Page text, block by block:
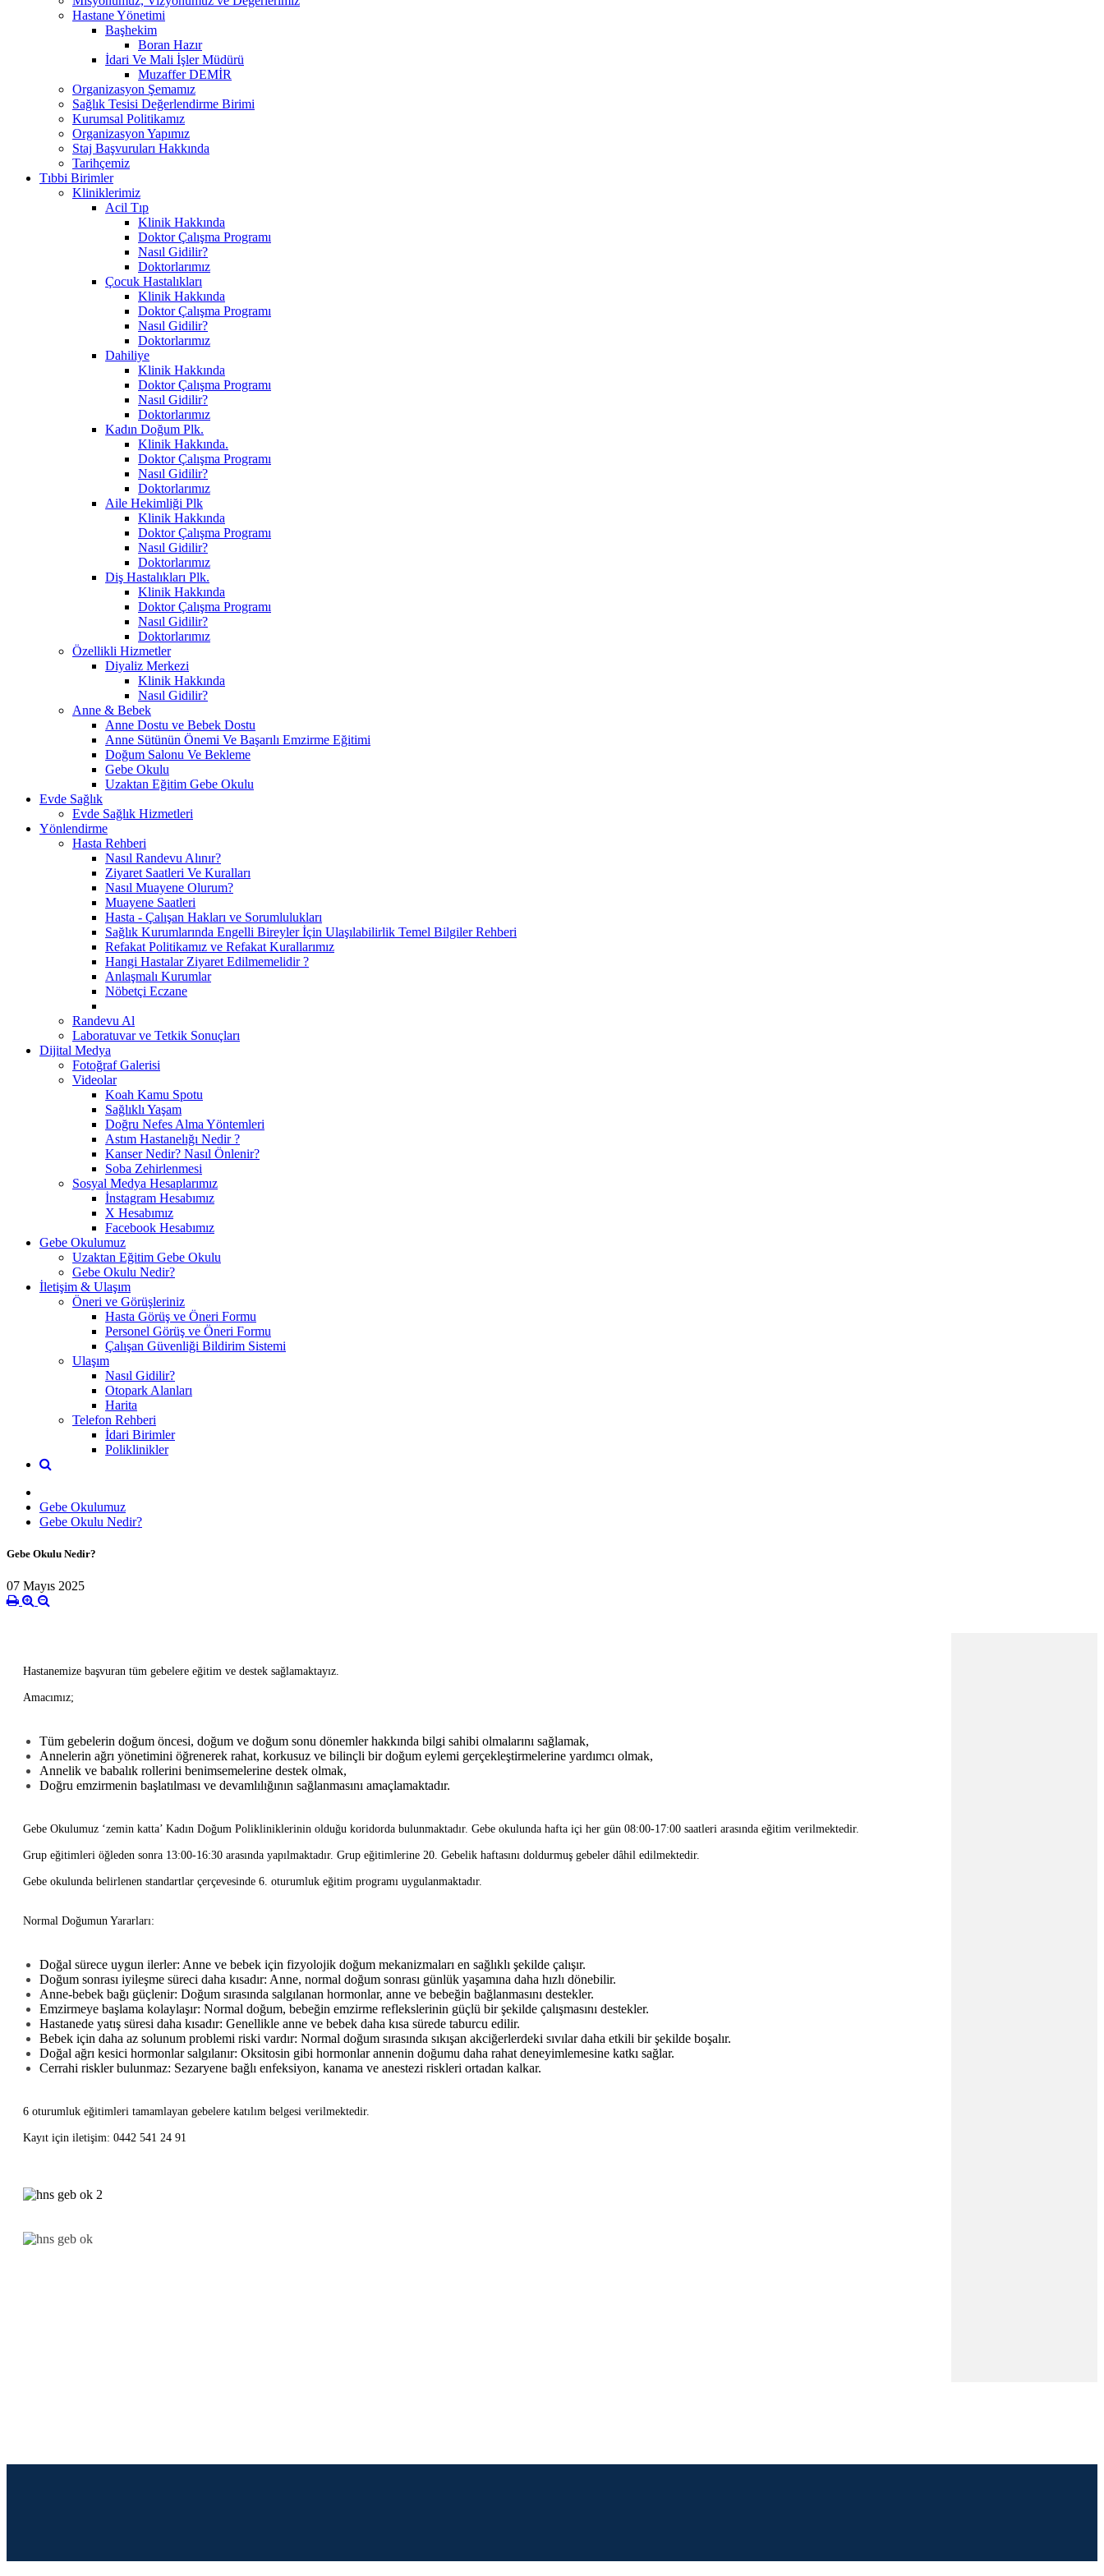
Hastane Yönetimi
Başhekim
Boran Hazır
İdari Ve Mali İşler Müdürü
Muzaffer DEMİR
Organizasyon Şemamız
Sağlık Tesisi Değerlendirme Birimi
Kurumsal Politikamız
Organizasyon Yapımız
Staj Başvuruları Hakkında
Tarihçemiz
Tıbbi Birimler
Kliniklerimiz
Acil Tıp
Klinik Hakkında
Doktor Çalışma Programı
Nasıl Gidilir?
Doktorlarımız
Çocuk Hastalıkları
Klinik Hakkında
Doktor Çalışma Programı
Nasıl Gidilir?
Doktorlarımız
Dahiliye
Klinik Hakkında
Doktor Çalışma Programı
Nasıl Gidilir?
Doktorlarımız
Kadın Doğum Plk.
Klinik Hakkında.
Doktor Çalışma Programı
Nasıl Gidilir?
Doktorlarımız
Aile Hekimliği Plk
Klinik Hakkında
Doktor Çalışma Programı
Nasıl Gidilir?
Doktorlarımız
Diş Hastalıkları Plk.
Klinik Hakkında
Doktor Çalışma Programı
Nasıl Gidilir?
Doktorlarımız
Özellikli Hizmetler
Diyaliz Merkezi
Klinik Hakkında
Nasıl Gidilir?
Anne & Bebek
Anne Dostu ve Bebek Dostu
Anne Sütünün Önemi Ve Başarılı Emzirme Eğitimi
Doğum Salonu Ve Bekleme
Gebe Okulu
Uzaktan Eğitim Gebe Okulu
Evde Sağlık
Evde Sağlık Hizmetleri
Yönlendirme
Hasta Rehberi
Nasıl Randevu Alınır?
Ziyaret Saatleri Ve Kuralları
Nasıl Muayene Olurum?
Muayene Saatleri
Hasta - Çalışan Hakları ve Sorumlulukları
Sağlık Kurumlarında Engelli Bireyler İçin Ulaşılabilirlik Temel Bilgiler Rehberi
Refakat Politikamız ve Refakat Kurallarımız
Hangi Hastalar Ziyaret Edilmemelidir ?
Anlaşmalı Kurumlar
Nöbetçi Eczane
Randevu Al
Laboratuvar ve Tetkik Sonuçları
Dijital Medya
Fotoğraf Galerisi
Videolar
Koah Kamu Spotu
Sağlıklı Yaşam
Doğru Nefes Alma Yöntemleri
Astım Hastanelığı Nedir ?
Kanser Nedir? Nasıl Önlenir?
Soba Zehirlenmesi
Sosyal Medya Hesaplarımız
İnstagram Hesabımız
X Hesabımız
Facebook Hesabımız
Gebe Okulumuz
Uzaktan Eğitim Gebe Okulu
Gebe Okulu Nedir?
İletişim & Ulaşım
Öneri ve Görüşleriniz
Hasta Görüş ve Öneri Formu
Personel Görüş ve Öneri Formu
Çalışan Güvenliği Bildirim Sistemi
Ulaşım
Nasıl Gidilir?
Otopark Alanları
Harita
Telefon Rehberi
İdari Birimler
Poliklinikler
Gebe Okulumuz
Gebe Okulu Nedir?
Gebe Okulu Nedir?
07 Mayıs 2025
Hastanemize başvuran tüm gebelere eğitim ve destek sağlamaktayız.
Amacımız;
Tüm gebelerin doğum öncesi, doğum ve doğum sonu dönemler hakkında bilgi sahibi olmalarını sağlamak,
Annelerin ağrı yönetimini öğrenerek rahat, korkusuz ve bilinçli bir doğum eylemi gerçekleştirmelerine yardımcı olmak,
Annelik ve babalık rollerini benimsemelerine destek olmak,
Doğru emzirmenin başlatılması ve devamlılığının sağlanmasını amaçlamaktadır.
Gebe Okulumuz ‘zemin katta’ Kadın Doğum Polikliniklerinin olduğu koridorda bulunmaktadır. Gebe okulunda hafta içi her gün 08:00-17:00 saatleri arasında eğitim verilmektedir.
Grup eğitimleri öğleden sonra 13:00-16:30 arasında yapılmaktadır. Grup eğitimlerine 20. Gebelik haftasını doldurmuş gebeler dâhil edilmektedir.
Gebe okulunda belirlenen standartlar çerçevesinde 6. oturumluk eğitim programı uygulanmaktadır.
Normal Doğumun Yararları:
Doğal sürece uygun ilerler: Anne ve bebek için fizyolojik doğum mekanizmaları en sağlıklı şekilde çalışır.
Doğum sonrası iyileşme süreci daha kısadır: Anne, normal doğum sonrası günlük yaşamına daha hızlı dönebilir.
Anne-bebek bağı güçlenir: Doğum sırasında salgılanan hormonlar, anne ve bebeğin bağlanmasını destekler.
Emzirmeye başlama kolaylaşır: Normal doğum, bebeğin emzirme reflekslerinin güçlü bir şekilde çalışmasını destekler.
Hastanede yatış süresi daha kısadır: Genellikle anne ve bebek daha kısa sürede taburcu edilir.
Bebek için daha az solunum problemi riski vardır: Normal doğum sırasında sıkışan akciğerlerdeki sıvılar daha etkili bir şekilde boşalır.
Doğal ağrı kesici hormonlar salgılanır: Oksitosin gibi hormonlar annenin doğumu daha rahat deneyimlemesine katkı sağlar.
Cerrahi riskler bulunmaz: Sezaryene bağlı enfeksiyon, kanama ve anestezi riskleri ortadan kalkar.
6 oturumluk eğitimleri tamamlayan gebelere katılım belgesi verilmektedir.
Kayıt için iletişim: 0442 541 24 91